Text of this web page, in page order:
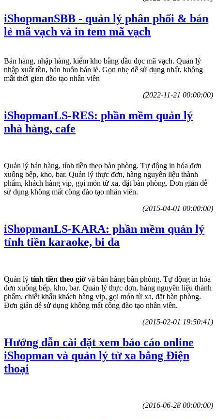
iShopmanSBB - quản lý phân phối & bán
lẻ mã vạch và in tem mã vạch
Bán hàng, nhập hàng, kiểm kho bằng đầu đọc mã vạch. Quản lý
nhập xuất tồn, bán buôn bán lẻ. Gọn nhẹ dễ sử dụng nhất, không
mất thời gian đào tạo nhân viên
(2022-11-21 00:00:00)
iShopmanLS-RES: phần mềm quản lý
nhà hàng, cafe
Quản lý bán hàng, tính tiền theo bàn phòng. Tự động in hóa đơn
xuống bếp, kho, bar. Quản lý thực đơn, hàng nguyên liệu thành
phẩm, khách hàng vip, gọi món từ xa, đặt bàn phòng. Đơn giản dễ
sử dụng không mất công đào tạo nhân viên.
(2015-04-01 00:00:00)
iShopmanLS-KARA: phần mềm quản lý
tính tiền karaoke, bi da
Quản lý tính tiền theo giờ và bán hàng bàn phòng. Tự động in hóa
đơn xuống bếp, kho, bar. Quản lý thực đơn, hàng nguyên liệu thành
phẩm, chiết khấu khách hàng vip, gọi món từ xa, đặt bàn phòng.
Đơn giản dễ sử dụng không mất công đào tạo nhân viên.
(2015-02-01 19:50:41)
Hướng dẫn cài đặt xem báo cáo online
iShopman và quản lý từ xa bằng Điện
thoại
(2016-06-28 00:00:00)